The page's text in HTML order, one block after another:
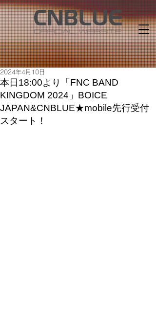
本日18:00より「FNC BAND
KINGDOM 2024」BOICE
JAPAN&CNBLUE★mobile先行受付
スタート！
2024年4月10日